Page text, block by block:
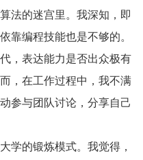
法的迷宫里。我深知，即
靠编程技能也是不够的。
，表达能力是否出众极有
，在工作过程中，我不满
参与团队讨论，分享自己
学的锻炼模式。我觉得，